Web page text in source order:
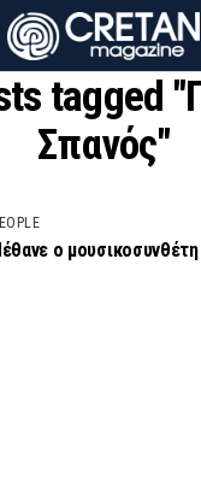
tagged
Σπανός"
ο μουσικοσυνθέτη